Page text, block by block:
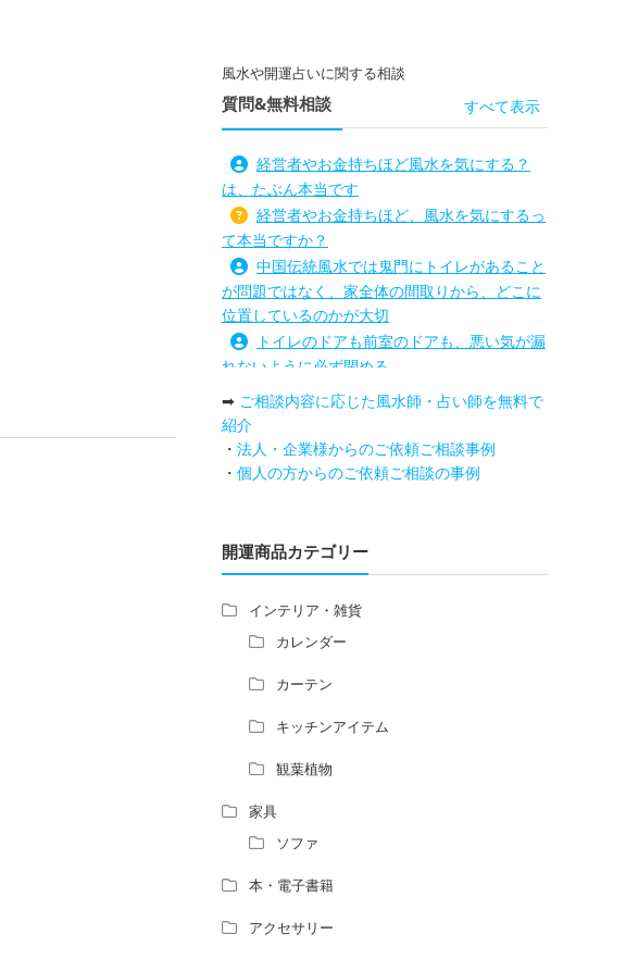
風水や開運占いに関する相談
質問&無料相談 すべて表示
経営者やお金持ちほど風水を気にする？
は、たぶん本当です
経営者やお金持ちほど、風水を気にするっ
て本当ですか？
中国伝統風水では鬼門にトイレがあること
が問題ではなく、家全体の間取りから、どこに
位置しているのかが大切
トイレのドアも前室のドアも、悪い気が漏
れないように必ず閉める
路沖殺対策としては、お庭に道路との垣根
を造られるとよい
庭を広げると路沖殺（ろちゅうさつ）は防
げますか？
方角にあるトイレの位置はずれますか？
青澄杏樹 （アオスミアンジュ）先生から
占い師さんは、幽霊を見たことがあります
か？
家相風水の診断・鑑定料金や相場について
風水の流派について教えてください。
か？
風水師になるには、どんな勉強をすればい
いですか？
➡ ご相談内容に応じた風水師・占い師を無料で
紹介
・ 法人・企業様からのご依頼ご相談事例
・ 個人の方からのご依頼ご相談の事例
開運商品カテゴリー
インテリア・雑貨
カレンダー
カーテン
キッチンアイテム
観葉植物
家具
ソファ
本・電子書籍
アクセサリー